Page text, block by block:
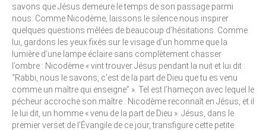
savons que Jésus demeure le temps de son passage parmi
nous. Comme Nicodème, laissons le silence nous inspirer
quelques questions mêlées de beaucoup d’hésitations. Comme
lui, gardons les yeux fixés sur le visage d’un homme que la
lumière d’une lampe éclaire sans complètement chasser
l’ombre : Nicodème « vint trouver Jésus pendant la nuit et lui dit :
“Rabbi, nous le savons, c’est de la part de Dieu que tu es venu
comme un maître qui enseigne” ». Tel est l’hameçon avec lequel le
pécheur accroche son maître : Nicodème reconnaît en Jésus, et il
le lui dit, un homme « venu de la part de Dieu ». Jésus, dans le
premier verset de l’Évangile de ce jour, transfigure cette petite